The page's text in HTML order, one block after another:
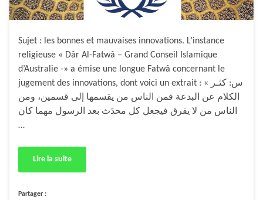
Sujet : les bonnes et mauvaises innovations. L’instance
religieuse « Dâr Al-Fatwâ – Grand Conseil Islamique
d’Australie -» a émise une longue Fatwâ concernant le
jugement des innovations, dont voici un extrait : « س: كثـر
الكلام عن البدعة فمن الناس من يقسمها إلى قسمين، ومن
الناس من لا يفرق فيجعل كل محدَث بعد الرسول مهما كان
…
Lire la suite
Partager :